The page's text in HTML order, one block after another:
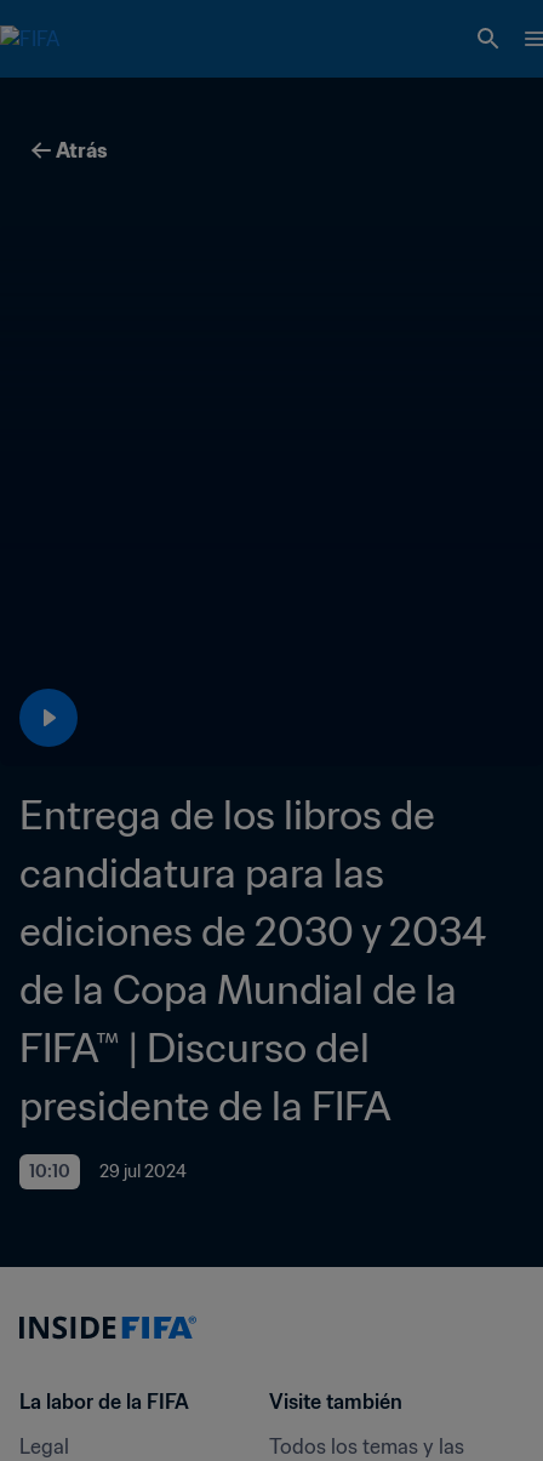
Atrás
Entrega de los libros de
candidatura para las
ediciones de 2030 y 2034
de la Copa Mundial de la
FIFA™ | Discurso del
presidente de la FIFA
10:10 29 jul 2024
La labor de la FIFA
Legal
Visite también
Todos los temas y las